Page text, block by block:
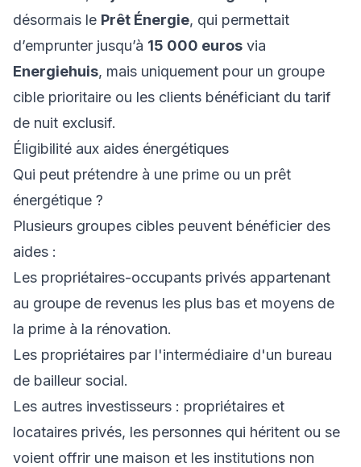
désormais le Prêt Énergie, qui permettait
d’emprunter jusqu’à 15 000 euros via
Energiehuis, mais uniquement pour un groupe
cible prioritaire ou les clients bénéficiant du tarif
de nuit exclusif.
Éligibilité aux aides énergétiques
Qui peut prétendre à une prime ou un prêt
énergétique ?
Plusieurs groupes cibles peuvent bénéficier des
aides :
Les propriétaires-occupants privés appartenant
au groupe de revenus les plus bas et moyens de
la prime à la rénovation.
Les propriétaires par l'intermédiaire d'un bureau
de bailleur social.
Les autres investisseurs : propriétaires et
locataires privés, les personnes qui héritent ou se
voient offrir une maison et les institutions non